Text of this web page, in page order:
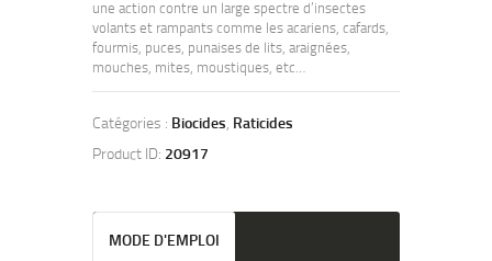
une action contre un large spectre d’insectes
volants et rampants comme les acariens, cafards,
fourmis, puces, punaises de lits, araignées,
mouches, mites, moustiques, etc…
Catégories : Biocides, Raticides
Product ID: 20917
MODE D'EMPLOI